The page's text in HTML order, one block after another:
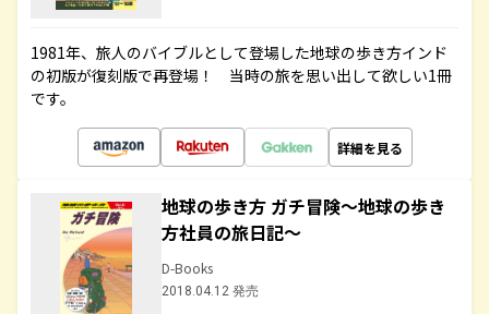
1981年、旅人のバイブルとして登場した地球の歩き方インド
の初版が復刻版で再登場！ 当時の旅を思い出して欲しい1冊
です。
詳細を見る
地球の歩き方 ガチ冒険～地球の歩き
方社員の旅日記～
D-Books
2018.04.12 発売